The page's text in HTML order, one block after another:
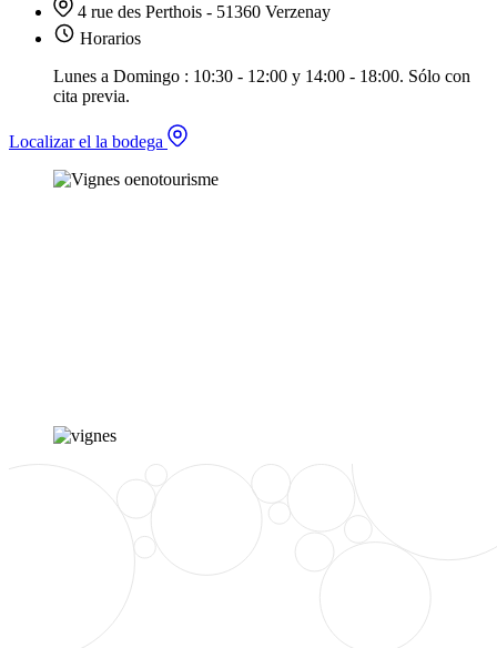
4 rue des Perthois - 51360 Verzenay
Horarios
Lunes a Domingo : 10:30 - 12:00 y 14:00 - 18:00. Sólo con
cita previa.
Localizar el la bodega